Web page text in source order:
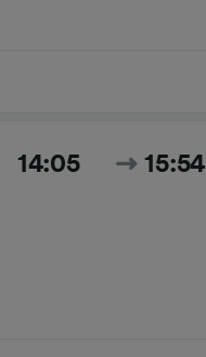
14:05 15:54